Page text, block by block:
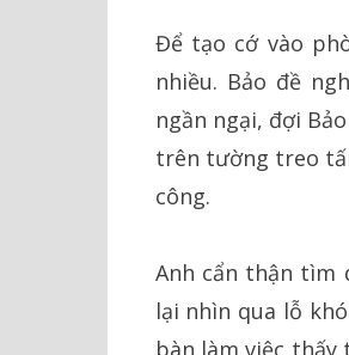
Để tạo cớ vào
nhiều. Bảo đề
ngần ngại, đợi
trên tường treo
công.
Anh cẩn thận tìm
lại nhìn qua lỗ
bàn làm việc thấy